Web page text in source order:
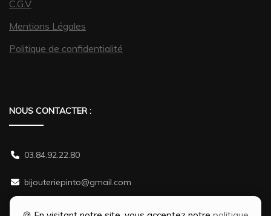
C.G.V
Mentions Légales
Politique de confidentialité
NOUS CONTACTER :
03.84.92.22.80
bijouteriepinto@gmail.com
38 rue Gambetta 70500 JUSSEY